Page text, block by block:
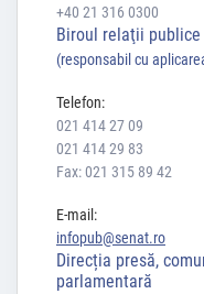
+40 21 316 0300
Biroul relaţii publice
(responsabil cu
Telefon:
021 414 27 09
021 414 29 83
Fax: 021 315 89 42
E-mail:
infopub@senat.ro
Direcția presă,
parlamentară